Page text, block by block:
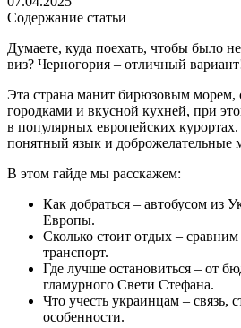
Содержание статьи
Думаете, куда поехать, чтобы было
виз? Черногория – отличный
Эта страна манит бирюзовым морем,
городками и вкусной кухней, при
в популярных европейских
понятный язык и доброжелательные
В этом гайде мы расскажем:
Как добраться – автобусом из
Европы.
Сколько стоит отдых –
транспорт.
Где лучше остановиться – от
гламурного Свети Стефана.
Что учесть украинцам – связь,
особенности.